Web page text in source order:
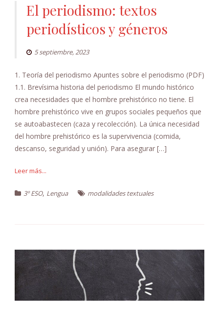
El periodismo: textos
periodísticos y géneros
5 septiembre, 2023
1. Teoría del periodismo Apuntes sobre el periodismo (PDF)
1.1. Brevísima historia del periodismo El mundo histórico
crea necesidades que el hombre prehistórico no tiene. El
hombre prehistórico vive en grupos sociales pequeños que
se autoabastecen (caza y recolección). La única necesidad
del hombre prehistórico es la supervivencia (comida,
descanso, seguridad y unión). Para asegurar […]
Leer más...
3º ESO, Lengua modalidades textuales